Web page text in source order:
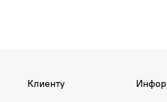
Клиенту